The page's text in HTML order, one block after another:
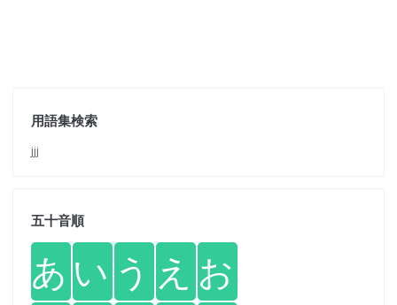
用語集検索
jjj
五十音順
あ い う え お